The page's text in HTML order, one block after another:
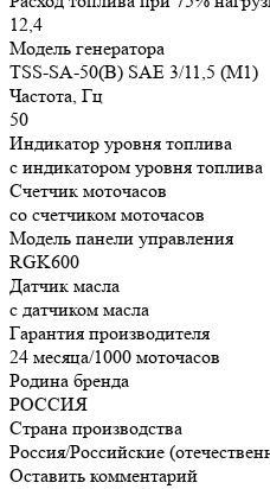
12,4
Модель генератора
TSS-SA-50(B) SAE 3/11,5 (М1)
Частота, Гц
50
Индикатор уровня топлива
с индикатором уровня топлива
Счетчик моточасов
со счетчиком моточасов
Модель панели управления
RGK600
Датчик масла
с датчиком масла
Гарантия производителя
24 месяца/1000 моточасов
Родина бренда
РОССИЯ
Страна производства
Россия/Российские
Оставить комментарий